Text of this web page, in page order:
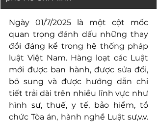
Ngày 01/7/2025 là một cột mốc
quan trọng đánh dấu những thay
đổi đáng kể trong hệ thống pháp
luật Việt Nam. Hàng loạt các Luật
mới được ban hành, được sửa đổi,
bổ sung và được hướng dẫn chi
tiết trải dài trên nhiều lĩnh vực như
hình sự, thuế, y tế, bảo hiểm, tổ
chức Tòa án, hành nghề Luật sư,v.v.